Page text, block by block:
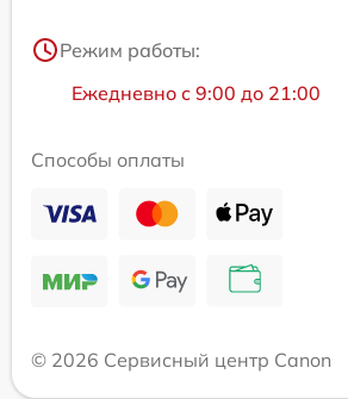
Режим работы:
Ежедневно с 9:00 до 21:00
Способы оплаты
© 2026 Сервисный центр Canon